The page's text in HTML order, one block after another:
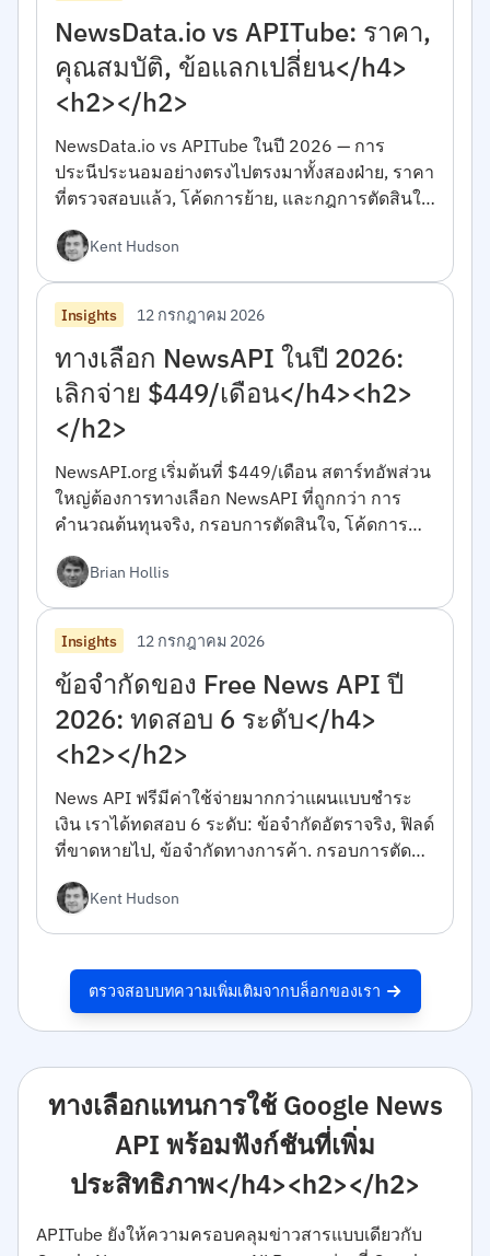
NewsData.io vs APITube: ราคา,
คุณสมบัติ, ข้อแลกเปลี่ยน</h4>
<h2></h2>
NewsData.io vs APITube ในปี 2026 — การ
ประนีประนอมอย่างตรงไปตรงมาทั้งสองฝ่าย, ราคา
ที่ตรวจสอบแล้ว, โค้ดการย้าย, และกฎการตัดสินใจ
Kent Hudson
Insights 12 กรกฎาคม 2026
ทางเลือก NewsAPI ในปี 2026:
เลิกจ่าย $449/เดือน</h4><h2>
</h2>
NewsAPI.org เริ่มต้นที่ $449/เดือน สตาร์ทอัพส่วน
ใหญ่ต้องการทางเลือก NewsAPI ที่ถูกกว่า การ
คำนวณต้นทุนจริง, กรอบการตัดสินใจ, โค้ดการ
Brian Hollis
Insights 12 กรกฎาคม 2026
ข้อจำกัดของ Free News API ปี
2026: ทดสอบ 6 ระดับ</h4>
<h2></h2>
News API ฟรีมีค่าใช้จ่ายมากกว่าแผนแบบชำระ
เงิน เราได้ทดสอบ 6 ระดับ: ข้อจำกัดอัตราจริง, ฟิลด์
ที่ขาดหายไป, ข้อจำกัดทางการค้า. กรอบการตัดสิน
Kent Hudson
ตรวจสอบบทความเพิ่มเติมจากบล็อกของเรา
ทางเลือกแทนการใช้ Google News
API พร้อมฟังก์ชันที่เพิ่ม
ประสิทธิภาพ</h4><h2></h2>
APITube ยังให้ความครอบคลุมข่าวสารแบบเดียวกับ